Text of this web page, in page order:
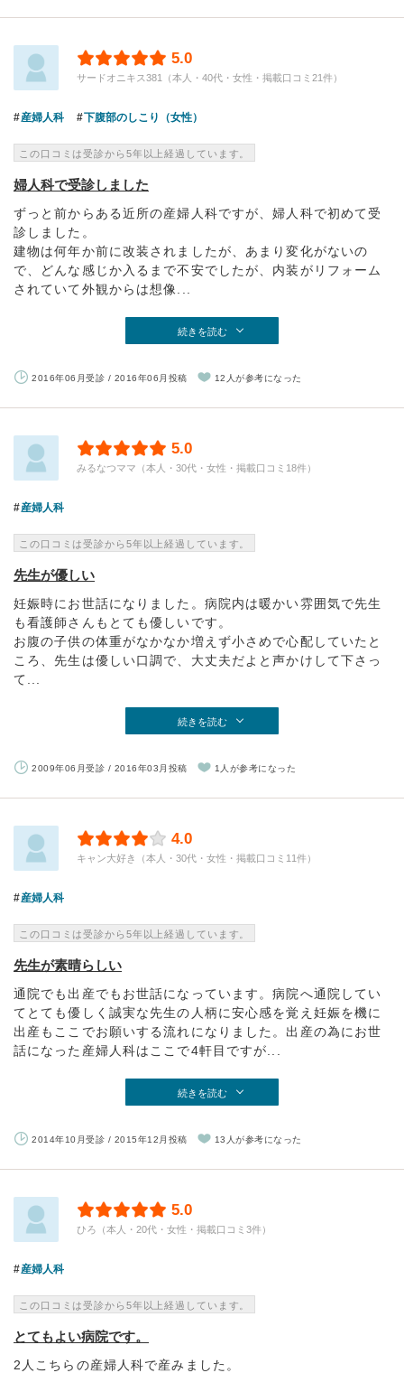
5.0
サードオニキス381（本人・40代・女性・掲載口コミ21件）
産婦人科 下腹部のしこり（女性）
この口コミは受診から5年以上経過しています。
婦人科で受診しました
ずっと前からある近所の産婦人科ですが、婦人科で初めて受
診しました。
建物は何年か前に改装されましたが、あまり変化がないの
で、どんな感じか入るまで不安でしたが、内装がリフォーム
されていて外観からは想像...
続きを読む
2016年06月受診 / 2016年06月投稿 12人が参考になった
5.0
みるなつママ（本人・30代・女性・掲載口コミ18件）
産婦人科
この口コミは受診から5年以上経過しています。
先生が優しい
妊娠時にお世話になりました。病院内は暖かい雰囲気で先生
も看護師さんもとても優しいです。
お腹の子供の体重がなかなか増えず小さめで心配していたと
ころ、先生は優しい口調で、大丈夫だよと声かけして下さっ
て...
続きを読む
2009年06月受診 / 2016年03月投稿 1人が参考になった
4.0
キャン大好き（本人・30代・女性・掲載口コミ11件）
産婦人科
この口コミは受診から5年以上経過しています。
先生が素晴らしい
通院でも出産でもお世話になっています。病院へ通院してい
てとても優しく誠実な先生の人柄に安心感を覚え妊娠を機に
出産もここでお願いする流れになりました。出産の為にお世
話になった産婦人科はここで4軒目ですが...
続きを読む
2014年10月受診 / 2015年12月投稿 13人が参考になった
5.0
ひろ（本人・20代・女性・掲載口コミ3件）
産婦人科
この口コミは受診から5年以上経過しています。
とてもよい病院です。
2人こちらの産婦人科で産みました。